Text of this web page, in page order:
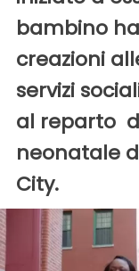
bambino
creazioni
servizi
al reparto
neonatale
City.